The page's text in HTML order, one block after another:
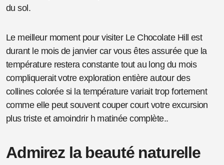
du sol.
Le meilleur moment pour visiter Le Chocolate Hill est
durant le mois de janvier car vous êtes assurée que la
température restera constante tout au long du mois
compliquerait votre exploration entière autour des
collines colorée si la température variait trop fortement
comme elle peut souvent couper court votre excursion
plus triste et amoindrir h matinée complète..
Admirez la beauté naturelle